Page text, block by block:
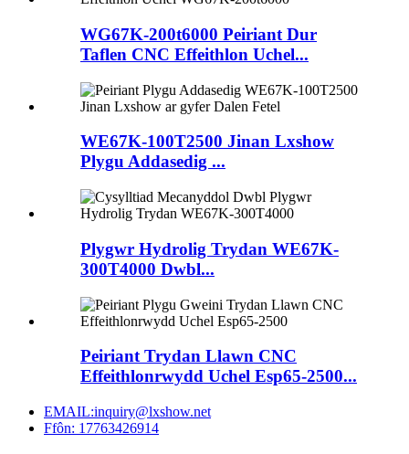
WG67K-200t6000 Peiriant Dur
Taflen CNC Effeithlon Uchel...
WE67K-100T2500 Jinan Lxshow
Plygu Addasedig ...
Plygwr Hydrolig Trydan WE67K-
300T4000 Dwbl...
Peiriant Trydan Llawn CNC
Effeithlonrwydd Uchel Esp65-2500...
EMAIL:inquiry@lxshow.net
Ffôn: 17763426914